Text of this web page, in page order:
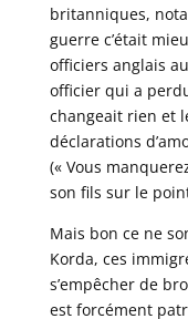
britanniques,
guerre c’était
officiers anglais
officier qui a
changeait rien et
déclarations
(« Vous
son fils sur le
Mais bon ce ne
Korda, ces
s’empêcher de
est forcément